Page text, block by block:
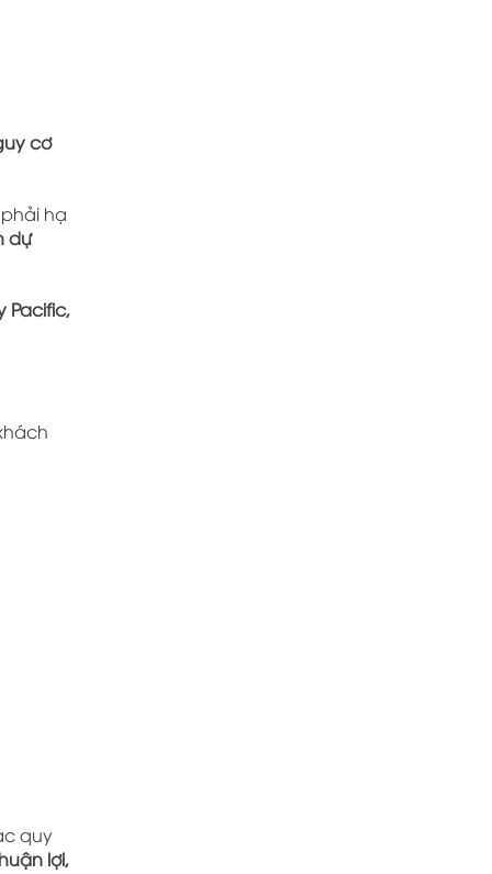
cơ
hạ
dự
Pacific,
quy
lợi,